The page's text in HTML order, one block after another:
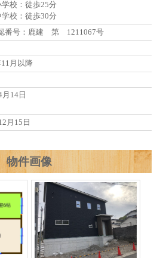
校：徒歩25分
校：徒歩30分
番号：鹿建 第 1211067号
月以降
14日
月15日
物件画像